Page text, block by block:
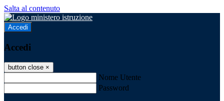
Salta al contenuto
Accedi
Accedi
button close ×
Nome Utente
Password